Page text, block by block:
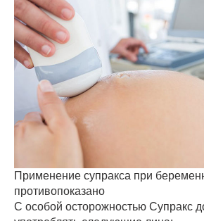
Применение супракса при
противопоказано
С особой осторожностью Супракс